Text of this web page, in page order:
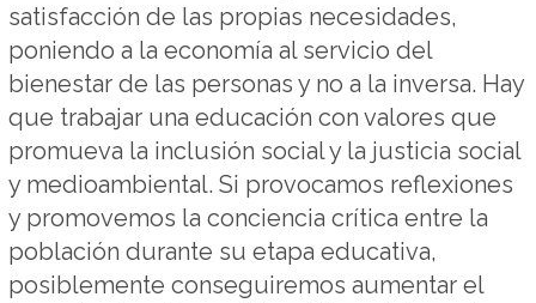
satisfacción de las propias necesidades,
poniendo a la economía al servicio del
bienestar de las personas y no a la inversa. Hay
que trabajar una educación con valores que
promueva la inclusión social y la justicia social
y medioambiental. Si provocamos reflexiones
y promovemos la conciencia crítica entre la
población durante su etapa educativa,
posiblemente conseguiremos aumentar el